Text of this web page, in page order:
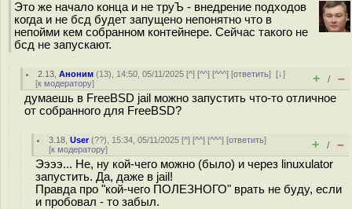
Это же начало конца и не труЪ - внедрение подходов
когда и не бсд будет запущено непонятно что в
непойми кем собранном контейнере. Сейчас такого не
бсд не запускают.
2.13 ,Аноним (13), 14:50, 05/11/2025 [^] [^^] [^^^] [ответить][↓]
[к модератору] + / –
думаешь в FreeBSD jail можно запустить что-то отличное
от собранного для FreeBSD?
3.18 ,User(??), 15:34, 05/11/2025 [^] [^^] [^^^] [ответить]
[к модератору] + / –
Ээээ... Не, ну кой-чего можно (было) и через linuxulator
запустить. Да, даже в jail!
Правда про "кой-чего ПОЛЕЗНОГО" врать не буду, если
и пробовал - то забыл.